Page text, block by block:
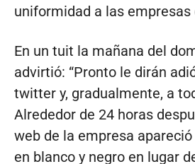
uniformidad a las empresas
En un tuit la mañana del
advirtió: “Pronto le dirán
twitter y, gradualmente, a
Alrededor de 24 horas
web de la empresa
en blanco y negro en lugar